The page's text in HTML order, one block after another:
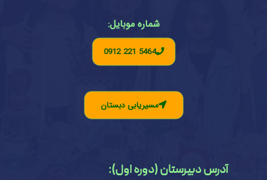
شماره موبایل:
0912 221 5464
مسیریابی دبستان
آدرس دبیرستان (دوره اول):